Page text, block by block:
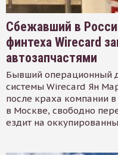
Сбежавший в
финтеха Wirecard
автозапчастями
Бывший операционный
системы Wirecard Ян
после краха компании
в Москве, свободно
ездит на